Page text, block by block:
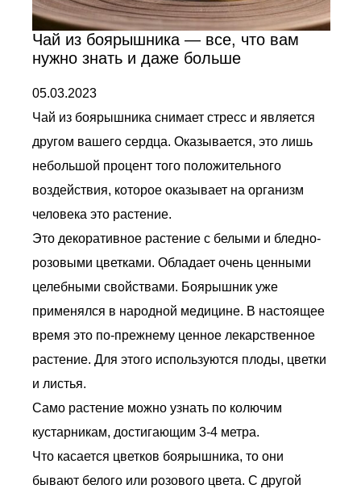
Чай из боярышника — все, что вам
нужно знать и даже больше
05.03.2023
Чай из боярышника снимает стресс и является
другом вашего сердца. Оказывается, это лишь
небольшой процент того положительного
воздействия, которое оказывает на организм
человека это растение.
Это декоративное растение с белыми и бледно-
розовыми цветками. Обладает очень ценными
целебными свойствами. Боярышник уже
применялся в народной медицине. В настоящее
время это по-прежнему ценное лекарственное
растение. Для этого используются плоды, цветки
и листья.
Само растение можно узнать по колючим
кустарникам, достигающим 3-4 метра.
Что касается цветков боярышника, то они
бывают белого или розового цвета. С другой